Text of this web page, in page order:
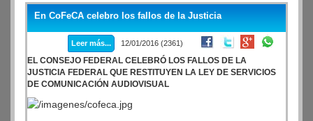
los trabajadores y con ello el consumo interno del que
vivimos la mayoría de las Pymes. La devaluación ha
generado que las Pequeñas y Medianas perdieran una
parte importante del capital de trabajo que tenían en
cheques, los insumos de todo el sector industrial han
subido entre un 25 y un 40 por ciento, las tazas
40 por ciento anual.
En CoFeCA celebro los fallos de la Justicia
Leer más... 12/01/2016 (2361)
EL CONSEJO FEDERAL CELEBRÓ LOS FALLOS DE LA
JUSTICIA FEDERAL QUE RESTITUYEN LA LEY DE SERVICIOS
DE COMUNICACIÓN AUDIOVISUAL